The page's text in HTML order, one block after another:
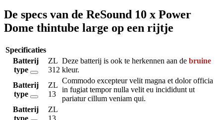
De specs van de ReSound 10 x Power
Dome thintube large op een rijtje
Specificaties
Batterij
type
ZL
312
Deze batterij is ook te herkennen aan de bruine
kleur.
Batterij
type
ZL
13
Commodo excepteur velit magna et dolor officia
in fugiat tempor nulla velit eu incididunt ut
pariatur cillum veniam qui.
Batterij
ZL